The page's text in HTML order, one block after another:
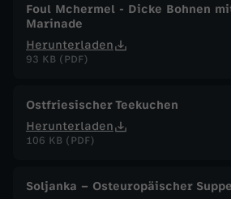
Foul Mchermel - Dicke Bohnen
Marinade
Herunterladen
93 KB (PDF)
Ostfriesischer Teekuchen
Herunterladen
106 KB (PDF)
Soljanka – Osteuropäischer